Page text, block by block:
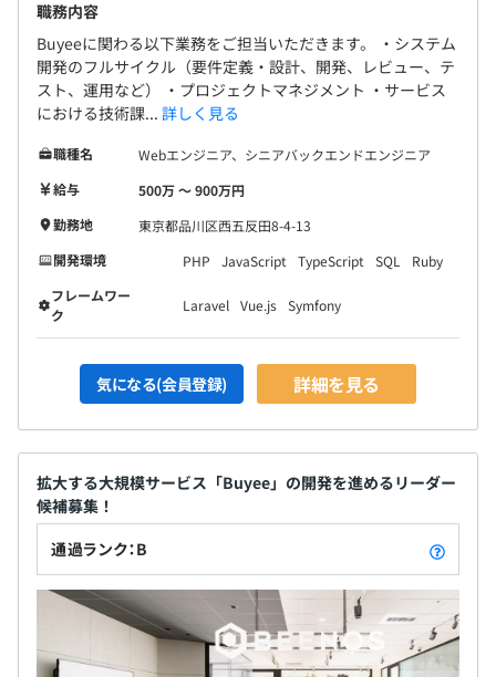
職務内容
Buyeeに関わる以下業務をご担当いただきます。 ・システム
開発のフルサイクル（要件定義・設計、開発、レビュー、テ
スト、運用など） ・プロジェクトマネジメント ・サービス
における技術課... 詳しく見る
職種名
Webエンジニア、シニアバックエンドエンジニア
給与
500万 〜 900万円
勤務地
東京都品川区西五反田8-4-13
開発環境
PHP JavaScript TypeScript SQL
Ruby
フレームワー
ク
Laravel Vue.js Symfony
気になる(会員登録) 詳細を見る
拡大する大規模サービス「Buyee」の開発を進めるリーダー
候補募集！
通過ランク：B